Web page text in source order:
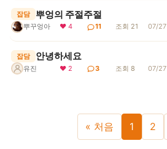
잡담 뿌엉의 주절주절
뿌꾸엉아 ❤ 4 11 조회 21 07/27
잡담 안녕하세요
유진 ❤ 2 3 조회 8 07/27
« 처음 1 2